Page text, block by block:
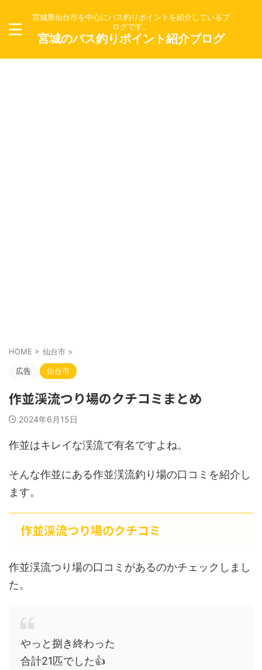
宮城県仙台市を中心にバス釣りポイントを紹介しているブ
ログです。
宮城のバス釣りポイント紹介ブログ
HOME > 仙台市 >
広告 仙台市
作並渓流つり場のクチコミまとめ
2024年6月15日
作並はキレイな渓流で有名ですよね。
そんな作並にある作並渓流釣り場の口コミを紹介し
ます。
作並渓流つり場のクチコミ
作並渓流つり場の口コミがあるのかチェックしまし
た。
やっと捌き終わった
合計21匹でした👍